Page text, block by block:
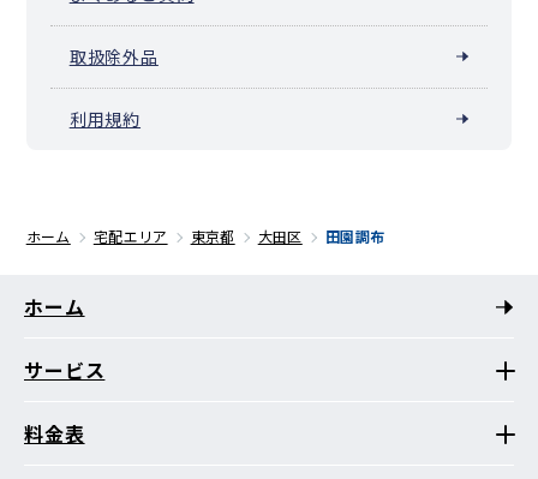
取扱除外品
利用規約
ホーム 宅配エリア 東京都 大田区 田園調布
ホーム
サービス
料金表